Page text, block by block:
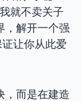
就不卖关子
，解开一个强
让你从此爱
，而是在建造